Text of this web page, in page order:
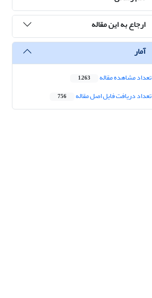
ارجاع به این مقاله
آمار
تعداد مشاهده مقاله 1,263
تعداد دریافت فایل اصل مقاله 756